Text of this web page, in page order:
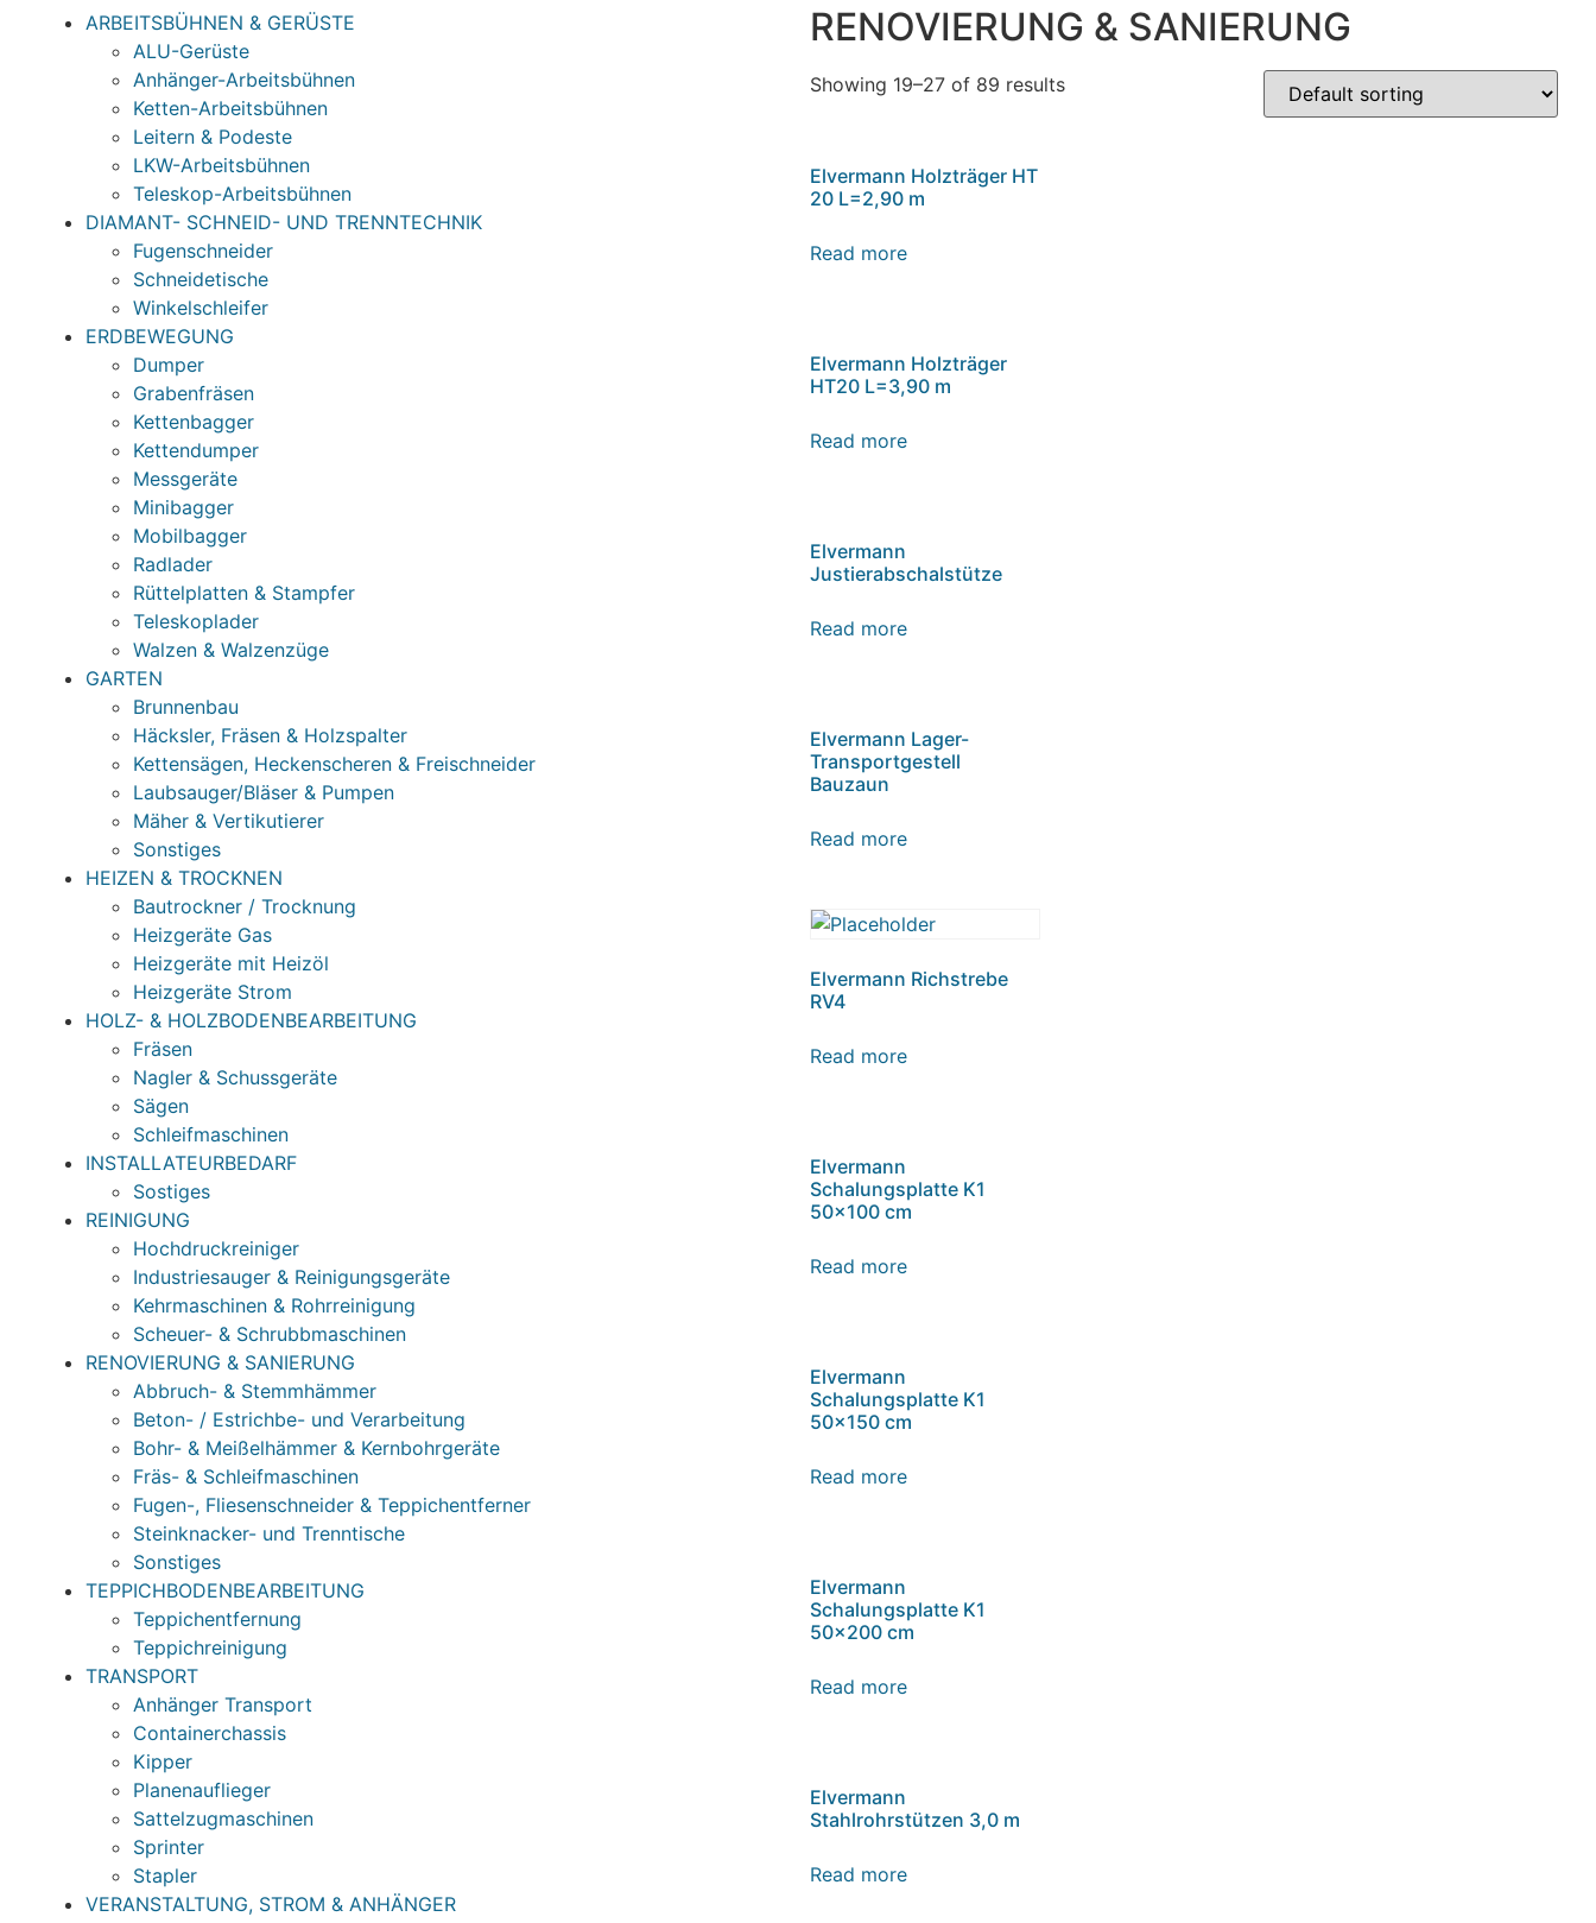
ARBEITSBÜHNEN & GERÜSTE
ALU-Gerüste
Anhänger-Arbeitsbühnen
Ketten-Arbeitsbühnen
Leitern & Podeste
LKW-Arbeitsbühnen
Teleskop-Arbeitsbühnen
DIAMANT- SCHNEID- UND TRENNTECHNIK
Fugenschneider
Schneidetische
Winkelschleifer
ERDBEWEGUNG
Dumper
Grabenfräsen
Kettenbagger
Kettendumper
Messgeräte
Minibagger
Mobilbagger
Radlader
Rüttelplatten & Stampfer
Teleskoplader
Walzen & Walzenzüge
GARTEN
Brunnenbau
Häcksler, Fräsen & Holzspalter
Kettensägen, Heckenscheren & Freischneider
Laubsauger/Bläser & Pumpen
Mäher & Vertikutierer
Sonstiges
HEIZEN & TROCKNEN
Bautrockner / Trocknung
Heizgeräte Gas
Heizgeräte mit Heizöl
Heizgeräte Strom
HOLZ- & HOLZBODENBEARBEITUNG
Fräsen
Nagler & Schussgeräte
Sägen
Schleifmaschinen
INSTALLATEURBEDARF
Sostiges
REINIGUNG
Hochdruckreiniger
Industriesauger & Reinigungsgeräte
Kehrmaschinen & Rohrreinigung
Scheuer- & Schrubbmaschinen
RENOVIERUNG & SANIERUNG
Abbruch- & Stemmhämmer
Beton- / Estrichbe- und Verarbeitung
Bohr- & Meißelhämmer & Kernbohrgeräte
Fräs- & Schleifmaschinen
Fugen-, Fliesenschneider & Teppichentferner
Steinknacker- und Trenntische
Sonstiges
TEPPICHBODENBEARBEITUNG
Teppichentfernung
Teppichreinigung
TRANSPORT
Anhänger Transport
Containerchassis
Kipper
Planenauflieger
Sattelzugmaschinen
Sprinter
Stapler
VERANSTALTUNG, STROM & ANHÄNGER
RENOVIERUNG & SANIERUNG
Showing 19–27 of 89 results
Elvermann Holzträger HT
20 L=2,90 m
Read more
Elvermann Holzträger
HT20 L=3,90 m
Read more
Elvermann
Justierabschalstütze
Read more
Elvermann Lager-
Transportgestell
Bauzaun
Read more
Elvermann Richstrebe
RV4
Read more
Elvermann
Schalungsplatte K1
50×100 cm
Read more
Elvermann
Schalungsplatte K1
50×150 cm
Read more
Elvermann
Schalungsplatte K1
50×200 cm
Read more
Elvermann
Stahlrohrstützen 3,0 m
Read more